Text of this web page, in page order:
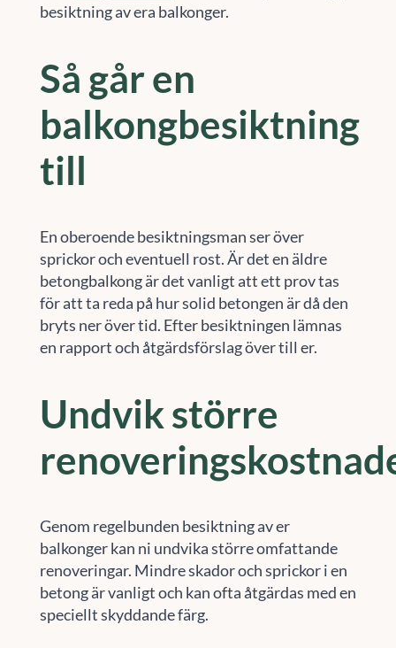
besiktning av era balkonger.
Så går en
balkongbesiktning
till
En oberoende besiktningsman ser över
sprickor och eventuell rost. Är det en äldre
betongbalkong är det vanligt att ett prov tas
för att ta reda på hur solid betongen är då den
bryts ner över tid. Efter besiktningen lämnas
en rapport och åtgärdsförslag över till er.
Undvik större
Genom regelbunden besiktning av er
balkonger kan ni undvika större omfattande
renoveringar. Mindre skador och sprickor i en
betong är vanligt och kan ofta åtgärdas med en
speciellt skyddande färg.